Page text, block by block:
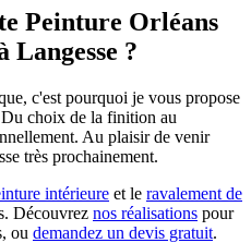
Peinture Orléans
Langesse ?
c'est pourquoi je vous propose
Du choix de la finition au
Au plaisir de venir
très prochainement.
intérieure et le ravalement de
Découvrez nos réalisations pour
ou demandez un devis gratuit.